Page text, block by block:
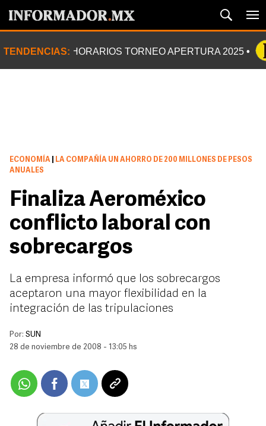
TENDENCIAS: HORARIOS TORNEO APERTURA 2025
ECONOMÍA
LA COMPAÑÍA UN AHORRO DE 200 MILLONES DE PESOS
ANUALES
Finaliza Aeroméxico
conflicto laboral con
sobrecargos
La empresa informó que los sobrecargos
aceptaron una mayor flexibilidad en la
integración de las tripulaciones
Por: SUN
28 de noviembre de 2008 - 13:05 hs